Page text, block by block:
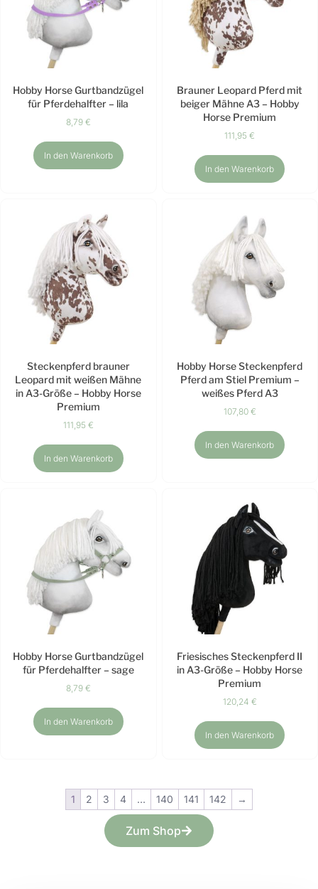
Hobby Horse Gurtbandzügel
für Pferdehalfter – lila
8,79 €
In den Warenkorb
Brauner Leopard Pferd mit
beiger Mähne A3 – Hobby
Horse Premium
111,95€
In den Warenkorb
Steckenpferd brauner
Leopard mit weißen Mähne
in A3-Größe – Hobby Horse
Premium
111,95 €
In den Warenkorb
Hobby Horse Steckenpferd
Pferd am Stiel Premium –
weißes Pferd A3
107,80 €
In den Warenkorb
Hobby Horse Gurtbandzügel
für Pferdehalfter – sage
8,79 €
In den Warenkorb
Friesisches Steckenpferd II
in A3-Größe – Hobby Horse
Premium
120,24 €
In den Warenkorb
1 2 3 4 … 140 141 142 →
Zum Shop